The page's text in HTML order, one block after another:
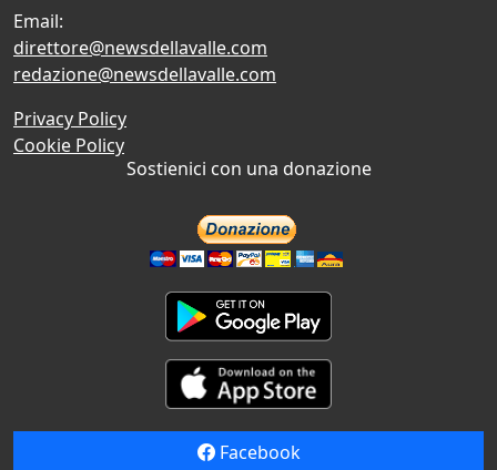
Email:
direttore@newsdellavalle.com
redazione@newsdellavalle.com
Privacy Policy
Cookie Policy
Sostienici con una donazione
Facebook